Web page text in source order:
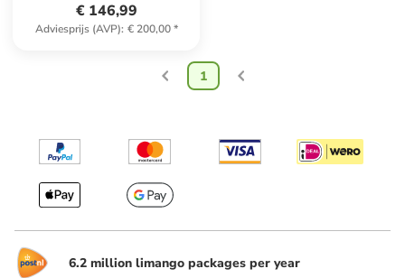
€ 146,99
Adviesprijs (AVP): € 200,00*
1
6.2 million limango packages per year